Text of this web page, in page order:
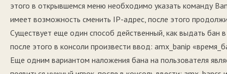
этого в открывшемся меню необходимо указать команду
имеет возможность сменить IP-адрес, после этого
Существует еще один способ действенный, как выдать бан
после этого в консоли произвести ввод: amx_banip
Еще одним вариантом наложения бана на пользователя